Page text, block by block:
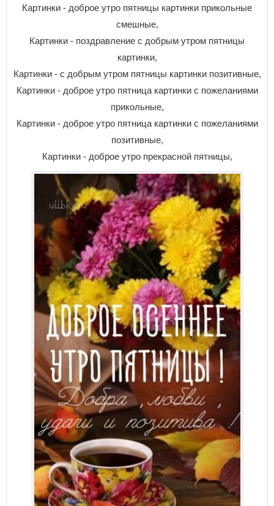
Картинки - доброе утро пятницы картинки прикольные
смешные,
Картинки - поздравление с добрым утром пятницы
картинки,
Картинки - с добрым утром пятницы картинки позитивные,
Картинки - доброе утро пятница картинки с пожеланиями
прикольные,
Картинки - доброе утро пятница картинки с пожеланиями
позитивные,
Картинки - доброе утро прекрасной пятницы,